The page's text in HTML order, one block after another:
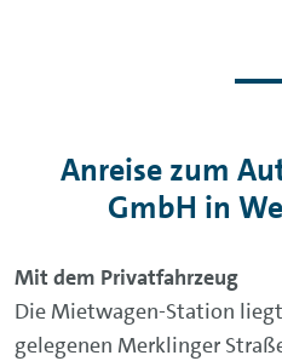
Anreise zum
GmbH in
Mit dem Privatfahrzeug
Die Mietwagen-Station
gelegenen Merklinger